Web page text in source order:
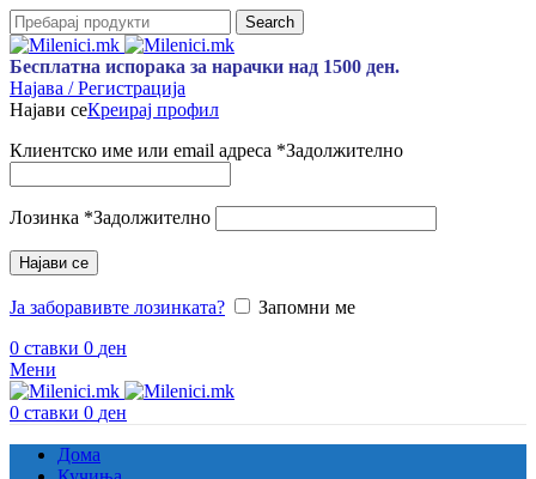
Search
Бесплатна испорака за нарачки над 1500 ден.
Најава / Регистрација
Најави сеКреирај профил
Клиентско име или email адреса *Задолжително
Лозинка *Задолжително
Најави се
Ја заборавивте лозинката?
Запомни ме
0 ставки 0 ден
Мени
0 ставки 0 ден
Дома